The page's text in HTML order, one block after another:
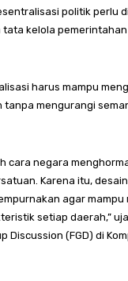
politik perlu
kelola
harus mampu
tanpa mengurangi
cara negara
Karena itu,
agar mampu
setiap daerah,”
Discussion (FGD) di